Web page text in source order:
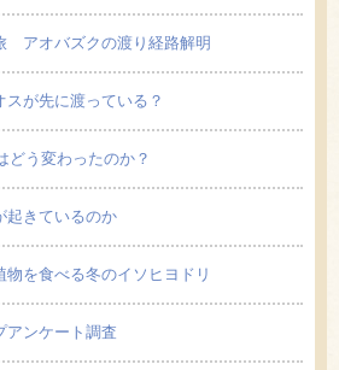
アオバズクの渡り経路解明
が先に渡っている？
どう変わったのか？
起きているのか
を食べる冬のイソヒヨドリ
アンケート調査